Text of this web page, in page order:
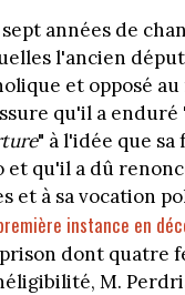
années de
l'ancien
et opposé au
qu'il a enduré
" à l'idée que sa
et qu'il a dû
et à sa vocation
instance en
dont quatre
M.